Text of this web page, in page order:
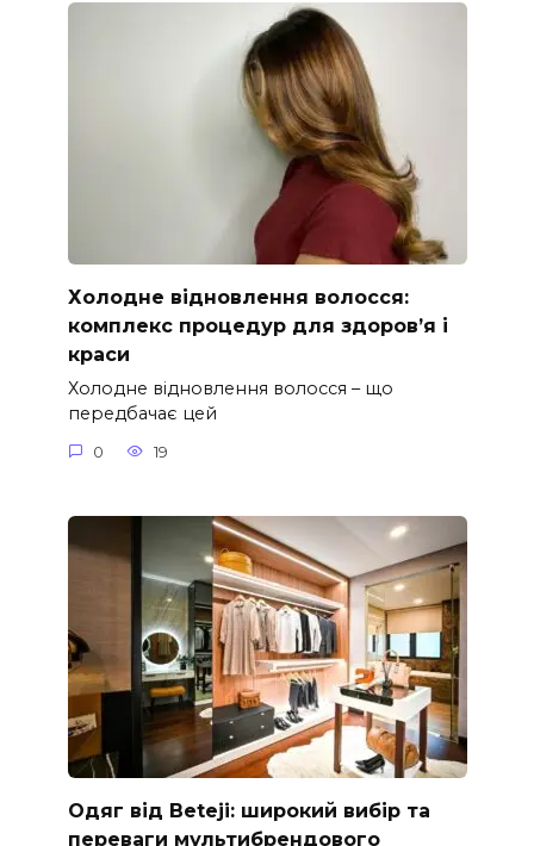
Холодне відновлення волосся:
комплекс процедур для здоров’я і
краси
Холодне відновлення волосся – що
передбачає цей
0 19
Одяг від Beteji: широкий вибір та
переваги мультибрендового